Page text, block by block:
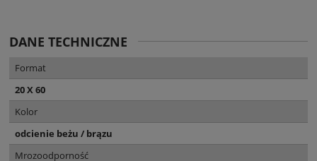
DANE TECHNICZNE
Format
20 X 60
Kolor
odcienie beżu / brązu
Mrozoodporność